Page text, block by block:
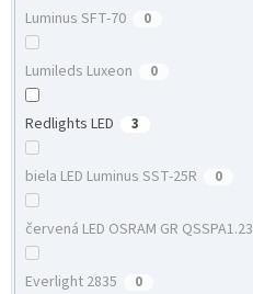
Luminus SFT-70 0
Lumileds Luxeon 0
Redlights LED 3
biela LED Luminus SST-25R 0
červená LED OSRAM GR QSSPA1.23
Everlight 2835 0